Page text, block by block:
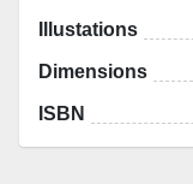
Illustations
Dimensions
ISBN